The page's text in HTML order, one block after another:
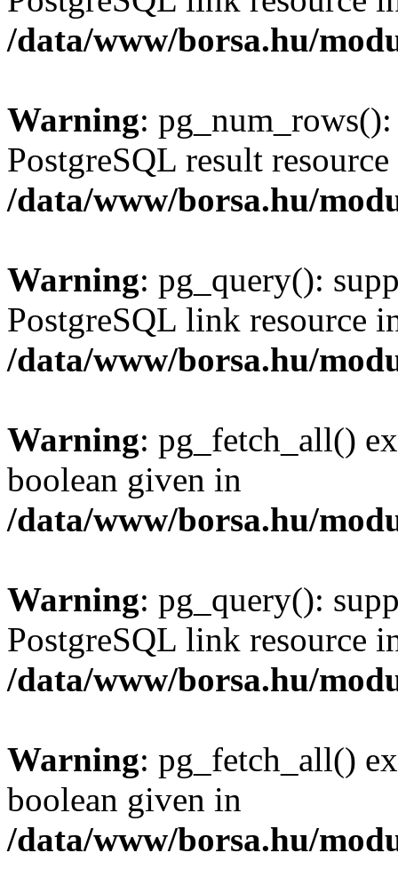
/data/www/borsa.hu/
Warning:
PostgreSQL result
/data/www/borsa.hu/
Warning: pg_query():
PostgreSQL link resource
/data/www/borsa.hu/
Warning: pg_fetch_all()
boolean given in
/data/www/borsa.hu/
Warning: pg_query():
PostgreSQL link resource
/data/www/borsa.hu/
Warning: pg_fetch_all()
boolean given in
/data/www/borsa.hu/